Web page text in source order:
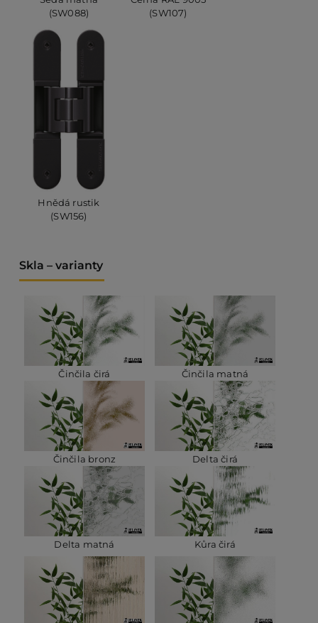
(SW088)
(SW107)
Hnědá rustik
(SW156)
Skla – varianty
Činčila čirá Činčila matná
Činčila bronz Delta čirá
Delta matná Kůra čirá